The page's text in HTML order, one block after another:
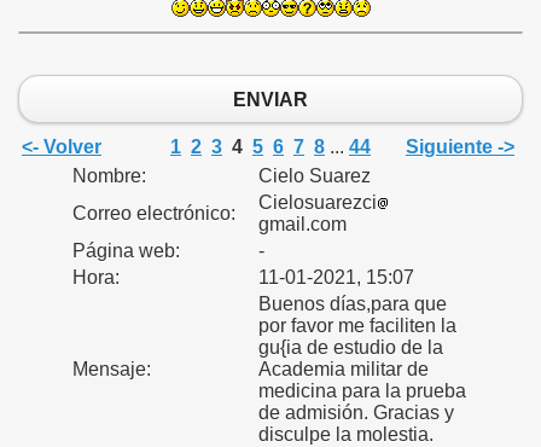
ENVIAR
<- Volver 1 2 3 4 5 6 7 8 ... 44
Siguiente ->
Nombre:
Cielo Suarez
Correo electrónico:
Cielosuarezci
gmail.com
Página web:
-
Hora:
11-01-2021, 15:07
Mensaje:
Buenos días,para que
por favor me faciliten la
gu{ia de estudio de la
Academia militar de
medicina para la prueba
de admisión. Gracias y
disculpe la molestia.